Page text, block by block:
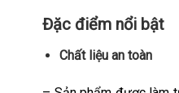
Đặc điểm nổi bật
Chất liệu an toàn